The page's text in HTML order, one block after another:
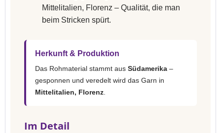
Mittelitalien, Florenz – Qualität, die man
beim Stricken spürt.
Herkunft & Produktion
Das Rohmaterial stammt aus Südamerika –
gesponnen und veredelt wird das Garn in
Mittelitalien, Florenz
Im Detail